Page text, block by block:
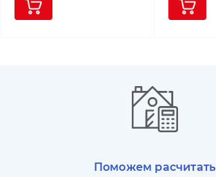
Поможем расчитать